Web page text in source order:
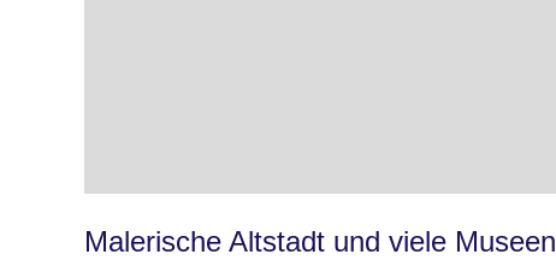
Malerische Altstadt und viele Museen